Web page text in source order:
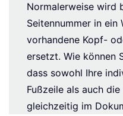
Normalerweise wird
Seitennummer in
vorhandene Kopf-
ersetzt. Wie können
dass sowohl Ihre
Fußzeile als auch
gleichzeitig im